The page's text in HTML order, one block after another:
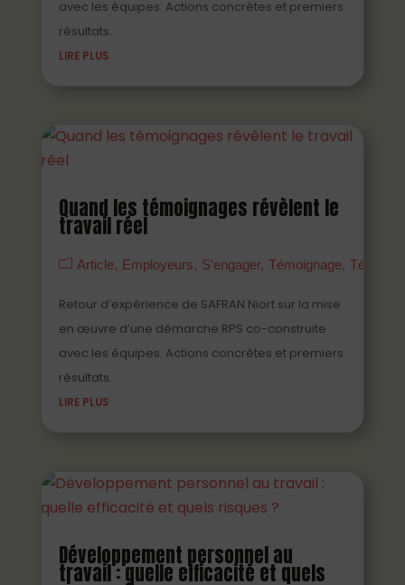
avec les équipes. Actions concrètes et premiers
résultats.
LIRE PLUS
Quand les témoignages révèlent le
travail réel
Article Employeurs S'engager Témoignage
Retour d’expérience de SAFRAN Niort sur la mise
en œuvre d’une démarche RPS co-construite
avec les équipes. Actions concrètes et premiers
résultats.
LIRE PLUS
Développement personnel au
travail : quelle efficacité et quels